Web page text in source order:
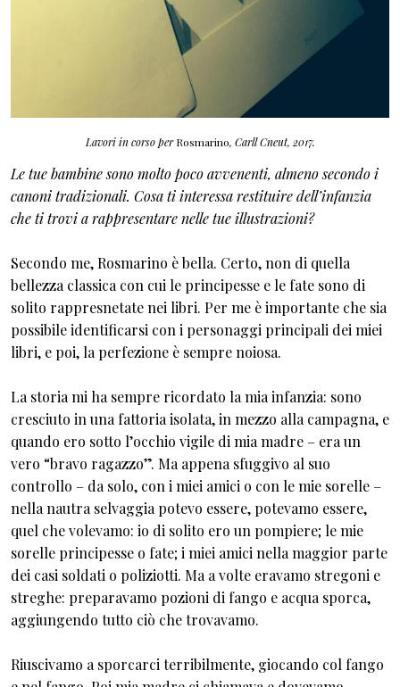
Lavori in corso perRosmarino, Carll Cneut, 2017.
Le tue bambine sono molto poco avvenenti, almeno secondo i
canoni tradizionali. Cosa ti interessa restituire dell’infanzia
che ti trovi a rappresentare nelle tue illustrazioni?
Secondo me, Rosmarino è bella. Certo, non di quella
bellezza classica con cui le principesse e le fate sono di
solito rappresnetate nei libri. Per me è importante che sia
possibile identificarsi con i personaggi principali dei miei
libri, e poi, la perfezione è sempre noiosa.
La storia mi ha sempre ricordato la mia infanzia: sono
cresciuto in una fattoria isolata, in mezzo alla campagna, e
quando ero sotto l’occhio vigile di mia madre – era un
vero “bravo ragazzo”. Ma appena sfuggivo al suo
controllo – da solo, con i miei amici o con le mie sorelle –
nella nautra selvaggia potevo essere, potevamo essere,
quel che volevamo: io di solito ero un pompiere; le mie
sorelle principesse o fate; i miei amici nella maggior parte
dei casi soldati o poliziotti. Ma a volte eravamo stregoni e
streghe: preparavamo pozioni di fango e acqua sporca,
aggiungendo tutto ciò che trovavamo.
Riuscivamo a sporcarci terribilmente, giocando col fango